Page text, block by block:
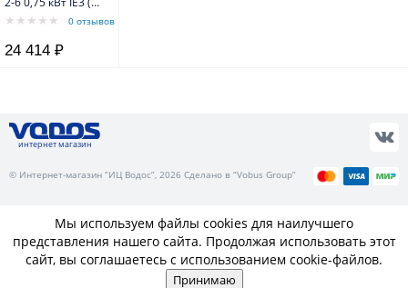
1"/G1" 0,75кВт
-10°C and +120°C,
0 отзывов
24 414 ₽
интернет магазин
© Интернет-магазин “ИЦ Водос”, 2026 Сделано в “Vobus Group”
Мы используем файлы cookies для наилучшего
представления нашего сайта. Продолжая использовать этот
сайт, вы соглашаетесь с использованием cookie-файлов.
Принимаю